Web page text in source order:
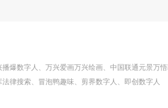
爆数字人、万兴爱画万兴绘画、中国联通元景万
律搜索、冒泡鸭趣味、剪界数字人、即创数字人